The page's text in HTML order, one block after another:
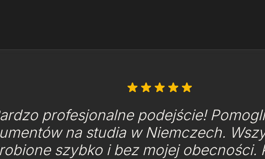
profesjonalne podejście!
na studia w Niemczech.
szybko i bez mojej obecności.